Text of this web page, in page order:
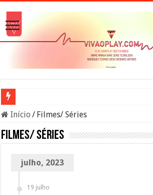
A verdade sobre os Namekuseijins –
Início / Filmes/ Séries
Filmes/ Séries
julho, 2023
19 julho